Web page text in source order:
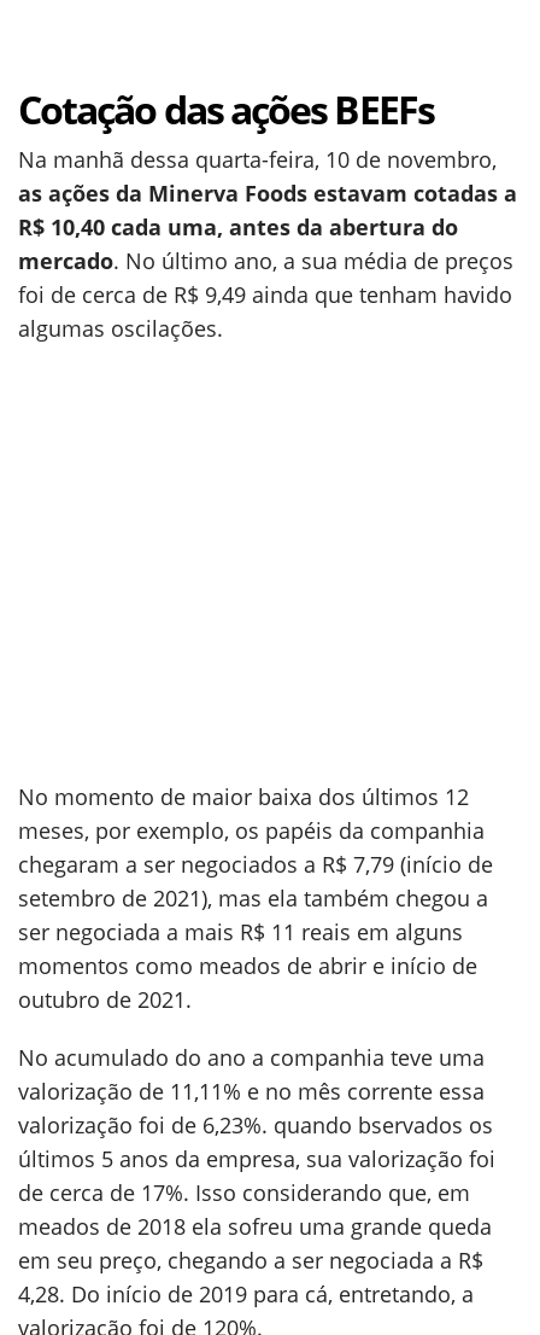
Cotação das ações BEEFs
Na manhã dessa quarta-feira, 10 de novembro,
as ações da Minerva Foods estavam cotadas a
R$ 10,40 cada uma, antes da abertura do
mercado. No último ano, a sua média de preços
foi de cerca de R$ 9,49 ainda que tenham havido
algumas oscilações.
No momento de maior baixa dos últimos 12
meses, por exemplo, os papéis da companhia
chegaram a ser negociados a R$ 7,79 (início de
setembro de 2021), mas ela também chegou a
ser negociada a mais R$ 11 reais em alguns
momentos como meados de abrir e início de
outubro de 2021.
No acumulado do ano a companhia teve uma
valorização de 11,11% e no mês corrente essa
valorização foi de 6,23%. quando bservados os
últimos 5 anos da empresa, sua valorização foi
de cerca de 17%. Isso considerando que, em
meados de 2018 ela sofreu uma grande queda
em seu preço, chegando a ser negociada a R$
4,28. Do início de 2019 para cá, entretando, a
valorização foi de 120%.